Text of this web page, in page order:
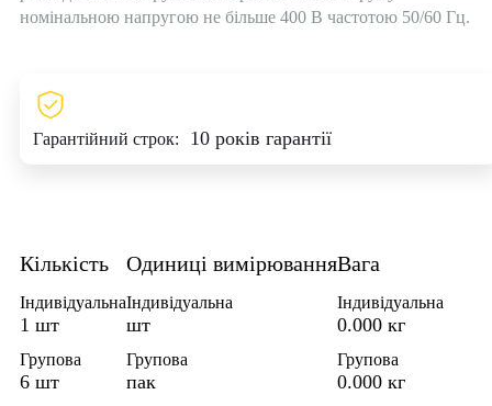
номінальною напругою не більше 400 В частотою 50/60 Гц.
Гарантійний строк: 10 років гарантії
Кількість
Індивідуальна
1 шт
Групова
6 шт
Одиниці вимірювання
Індивідуальна
шт
Групова
пак
Вага
Індивідуальна
0.000 кг
Групова
0.000 кг